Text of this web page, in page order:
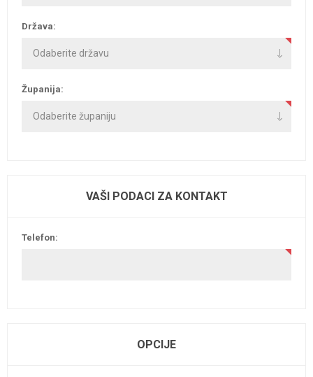
Država:
Županija:
VAŠI PODACI ZA KONTAKT
Telefon:
OPCIJE